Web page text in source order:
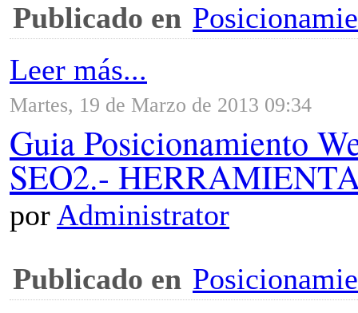
Publicado en
Leer más...
Martes, 19 de Marzo de 2013 09:34
Guia Posicionamiento
SEO2.-
por Administrator
Publicado en